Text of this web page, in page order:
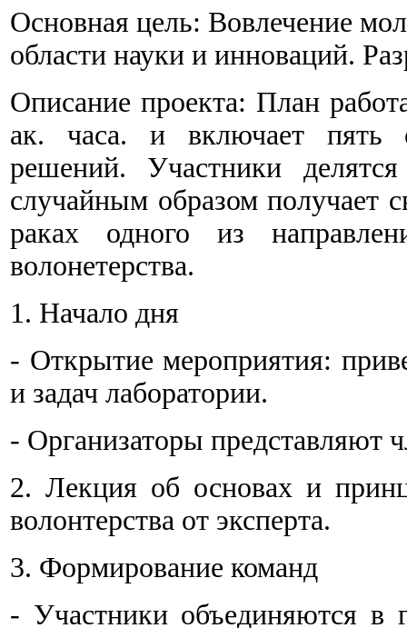
Основная цель: Вовлечение
области науки и инноваций.
Описание проекта: План
ак. часа. и включает пять
решений. Участники
случайным образом получает
раках одного из
волонетерства.
1. Начало дня
- Открытие мероприятия:
и задач лаборатории.
- Организаторы представляют
2. Лекция об основах и
волонтерства от эксперта.
3. Формирование команд
- Участники объединяются в